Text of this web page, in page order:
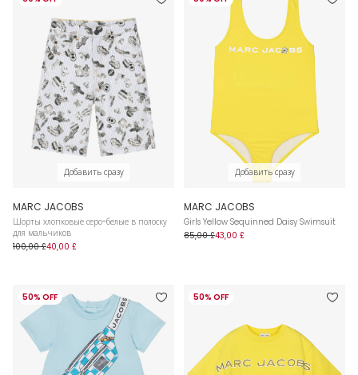
Добавить сразу
MARC JACOBS
Шорты хлопковые серо-белые в полоску
для мальчиков
100,00 £40,00 £
Добавить сразу
MARC JACOBS
Girls Yellow Sequinned Daisy Swimsuit
85,00 £43,00 £
50% OFF 50% OFF